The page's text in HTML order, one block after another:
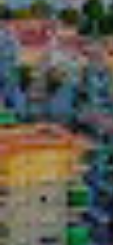
Analyse et
Ils permettent le suivi et
utilisateurs de ce site. Les
type de cookies sont
Web pour l'élaboration des
utilisateurs afin d'introduire
l'analyse des données
utilisateurs du service. . Ils
sauvegarder les
pour améliorer la qualité de
meilleure expérience grâce
Marketing et Publicité
Ces cookies sont utilisés
les préférences et les choix
grâce à l'observation
navigation. Grâce à eux,
habitudes de navigation sur
publicités liées au profil de